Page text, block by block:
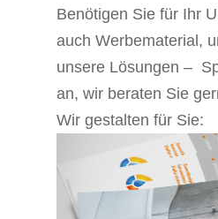
Benötigen Sie für Ihr
auch Werbematerial,
unsere Lösungen –
an, wir beraten Sie
Wir gestalten für Sie: